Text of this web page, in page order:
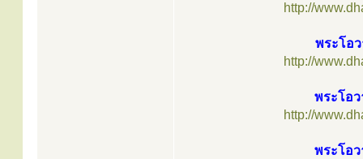
http://
พระโอ
http://
พระโอ
http://
พระโอ